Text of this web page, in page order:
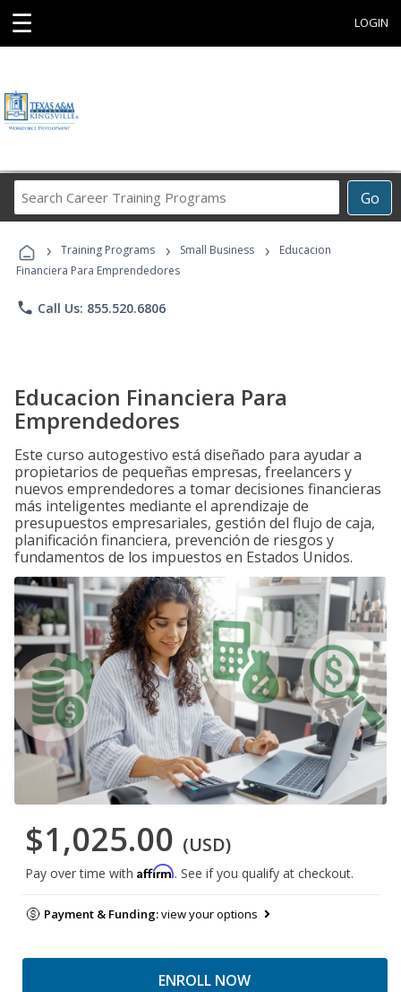
☰ LOGIN
Go
Career
Programs
› Training Programs › Small Business ›
Educacion
Financiera Para Emprendedores
phone Call Us: 855.520.6806
Educacion Financiera Para
Emprendedores
Este curso autogestivo está diseñado para ayudar a
propietarios de pequeñas empresas, freelancers y
nuevos emprendedores a tomar decisiones financieras
más inteligentes mediante el aprendizaje de
presupuestos empresariales, gestión del flujo de caja,
planificación financiera, prevención de riesgos y
fundamentos de los impuestos en Estados Unidos.
$1,025.00 (USD)
Pay over time with Affirm. See if you qualify at checkout.
Payment & Funding:view your options
ENROLL NOW